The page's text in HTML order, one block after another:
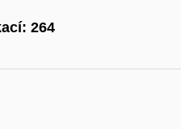
264